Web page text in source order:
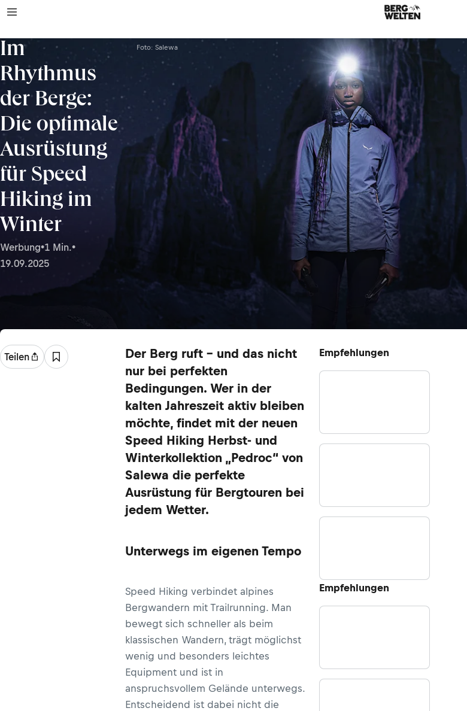
Im
Rhythmus
der Berge:
Die optimale
Ausrüstung
für Speed
Hiking im
Winter
Werbung•1 Min.•
19.09.2025
Foto: Salewa
Teilen Empfehlungen
Empfehlungen
Der Berg ruft – und das nicht
nur bei perfekten
Bedingungen. Wer in der
kalten Jahreszeit aktiv bleiben
möchte, findet mit der neuen
Speed Hiking Herbst- und
Winterkollektion „Pedroc“ von
Salewa die perfekte
Ausrüstung für Bergtouren bei
jedem Wetter.
Unterwegs im eigenen Tempo
Speed Hiking verbindet alpines
Bergwandern mit Trailrunning. Man
bewegt sich schneller als beim
klassischen Wandern, trägt möglichst
wenig und besonders leichtes
Equipment und ist in
anspruchsvollem Gelände unterwegs.
Entscheidend ist dabei nicht die